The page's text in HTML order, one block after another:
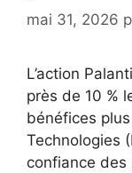
mai 31, 2026
L’action
près de 10 %
bénéfices
Technologies
confiance